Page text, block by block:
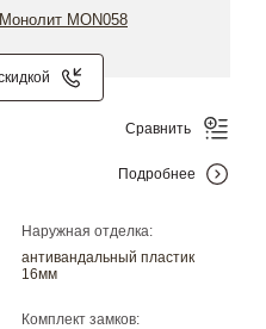
Наружная отделка:
антивандальный пластик
16мм
Комплект замков:
Сравнить
Подробнее